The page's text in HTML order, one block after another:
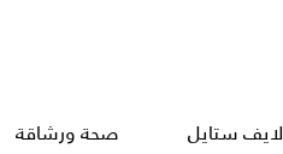
لايف ستايل صحة ورشاقة